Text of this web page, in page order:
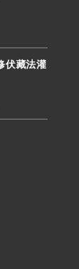
伏藏法灌